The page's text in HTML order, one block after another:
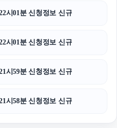
시01분 신청정보 신규
시01분 신청정보 신규
시59분 신청정보 신규
시58분 신청정보 신규